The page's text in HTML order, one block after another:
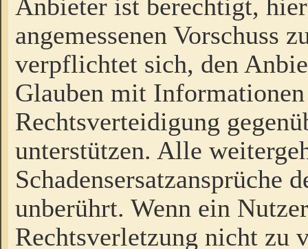
Anbieter ist berechtigt,
angemessenen Vorschuss
verpflichtet sich, den
Glauben mit
Rechtsverteidigung
unterstützen. Alle
Schadensersatzansprüche
unberührt. Wenn ein
Rechtsverletzung nicht zu